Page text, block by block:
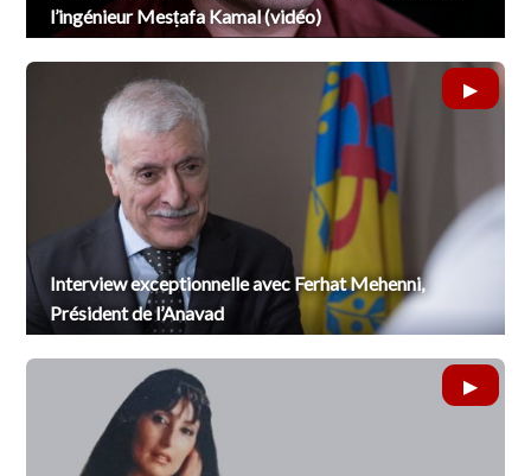
l’ingénieur Mesṭafa Kamal (vidéo)
Interview exceptionnelle avec Ferhat Mehenni,
Président de l’Anavad